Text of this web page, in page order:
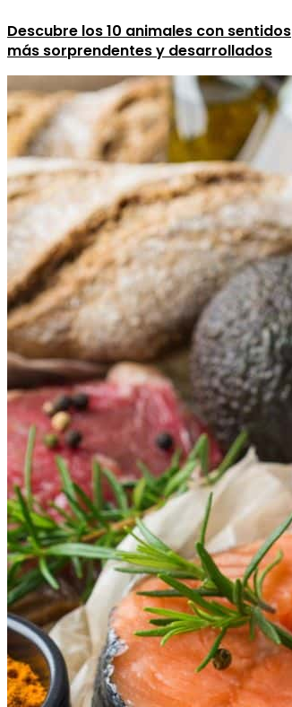
Descubre los 10 animales con sentidos
más sorprendentes y desarrollados